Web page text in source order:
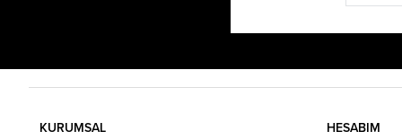
KURUMSAL
HESABIM